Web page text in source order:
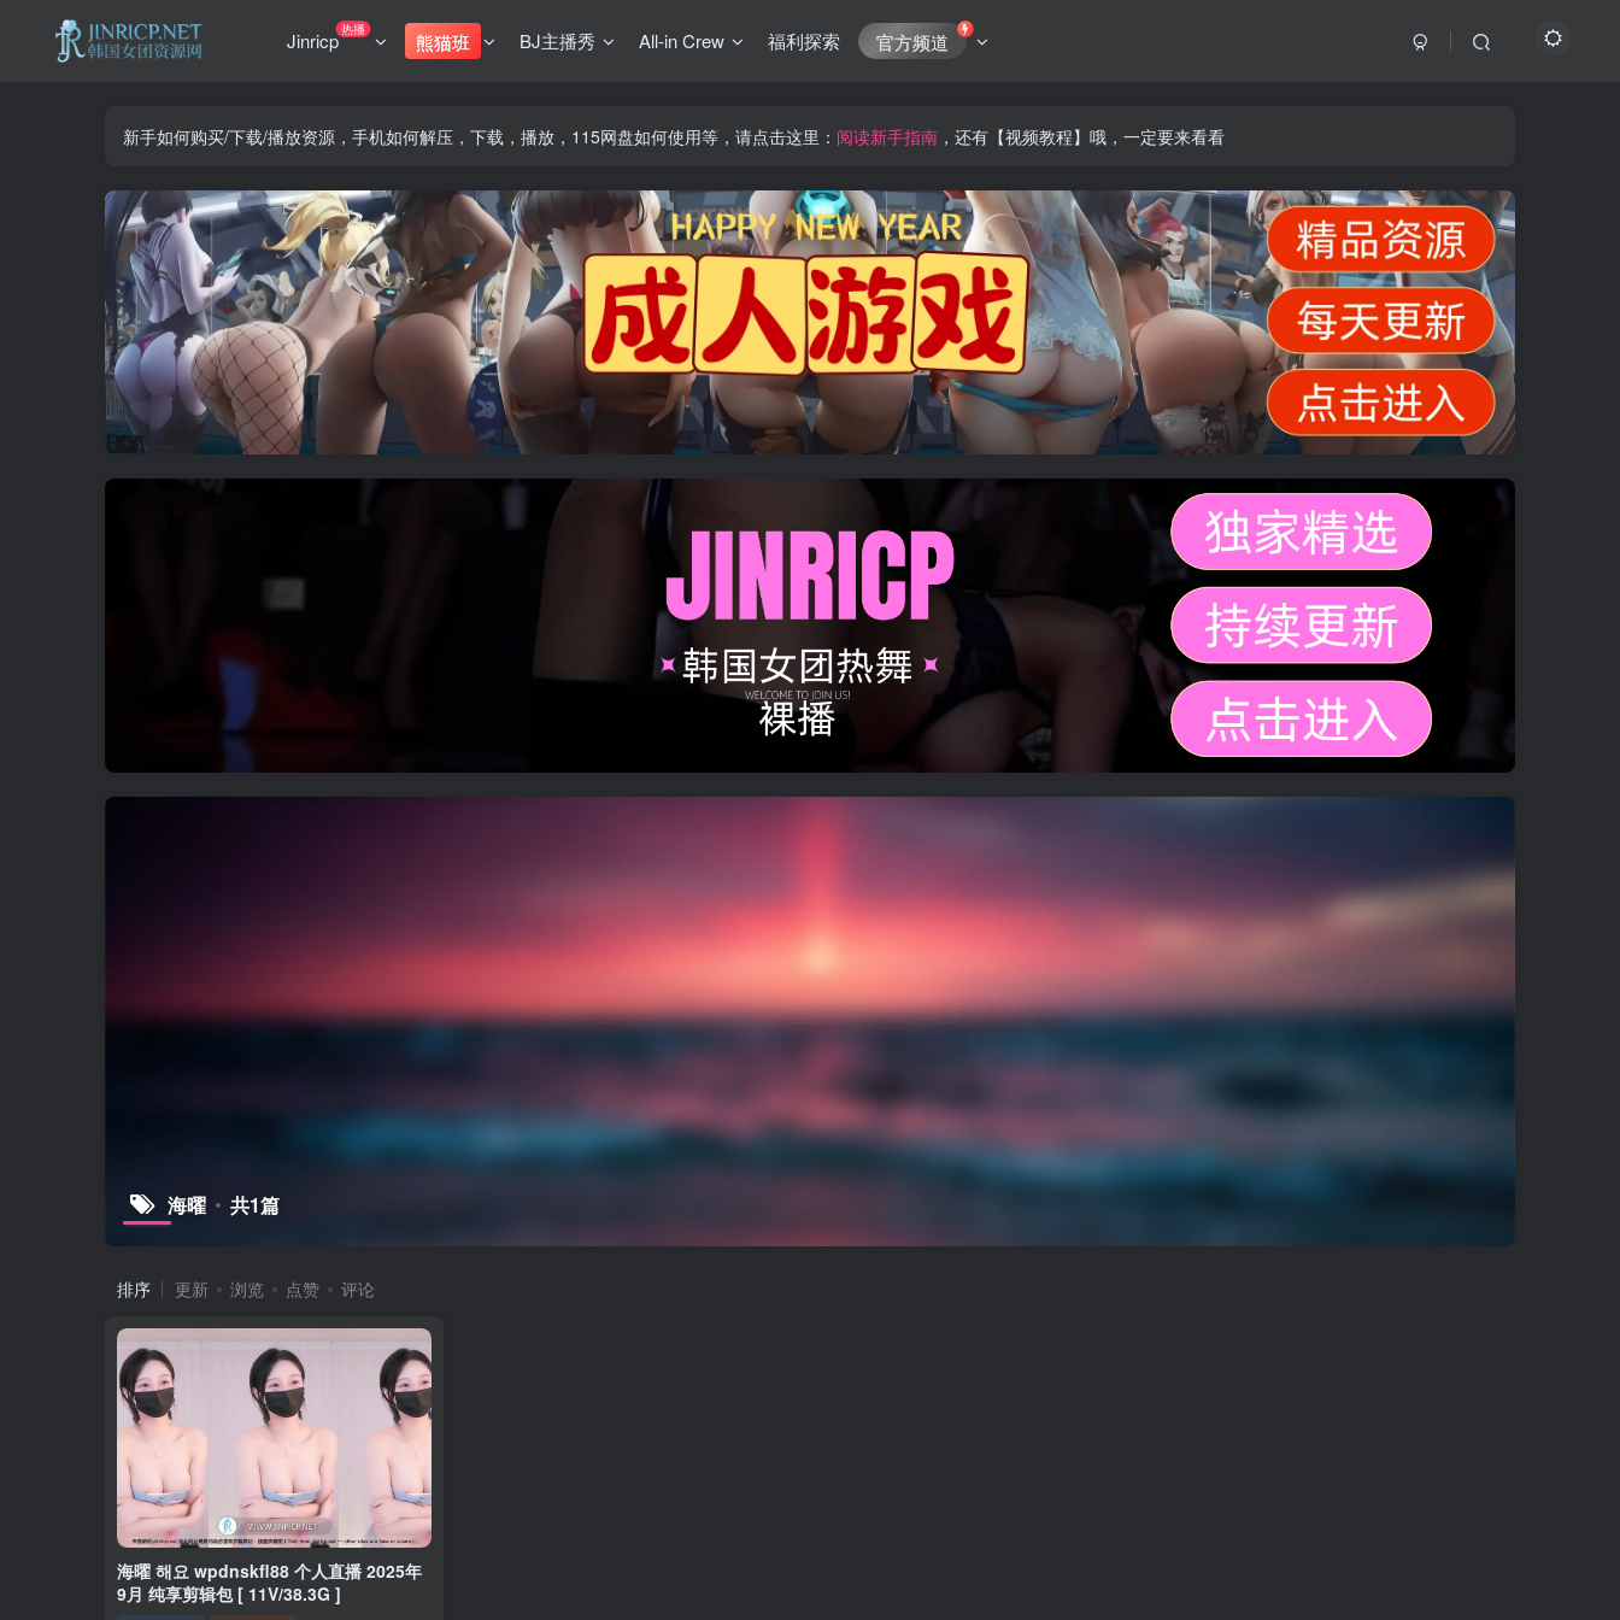
Jinricp热播
熊猫班 BJ主播秀 All-in Crew 福利探索 官方频道
新手如何购买/下载/播放资源，手机如何解压，下载，播放，115网盘如何使用等，请点击这里： 阅读新手指南 ，还有【视频教程】哦，一定要来看看
海曜 共1篇
排序 更新 浏览 点赞 评论
海曜 해요 wpdnskfl88 个人直播 2025年
9月 纯享剪辑包 [ 11V/38.3G ]